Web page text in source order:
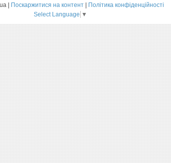
Поскаржитися на контент
Політика конфіденційності
Select Language ▼